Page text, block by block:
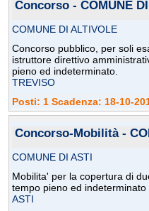
Concorso - COMUNE
COMUNE DI ALTIVOLE
Concorso pubblico, per soli
istruttore direttivo
pieno ed indeterminato.
TREVISO
Posti: 1 Scadenza: 18-10-
Concorso-Mobilità -
COMUNE DI ASTI
Mobilita' per la copertura di
tempo pieno ed indeterminato
ASTI